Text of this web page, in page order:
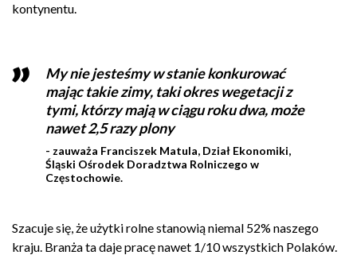
kontynentu.
My nie jesteśmy w stanie konkurować
mając takie zimy, taki okres wegetacji z
tymi, którzy mają w ciągu roku dwa, może
nawet 2,5 razy plony
- zauważa Franciszek Matula, Dział Ekonomiki,
Śląski Ośrodek Doradztwa Rolniczego w
Częstochowie.
Szacuje się, że użytki rolne stanowią niemal 52% naszego
kraju. Branża ta daje pracę nawet 1/10 wszystkich Polaków.